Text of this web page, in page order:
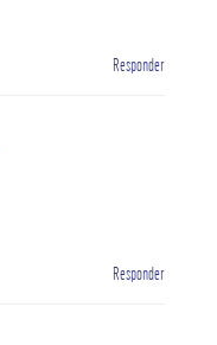
Responder
Responder